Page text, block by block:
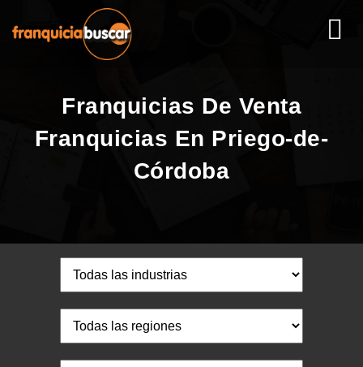
Franquicias De Venta
Franquicias En Priego-de-
Córdoba